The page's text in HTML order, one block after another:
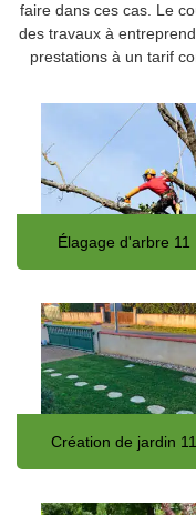
faire dans ces cas. Le
des travaux à
prestations à un tarif
Élagage d'arbre 11
Création de jardin 11